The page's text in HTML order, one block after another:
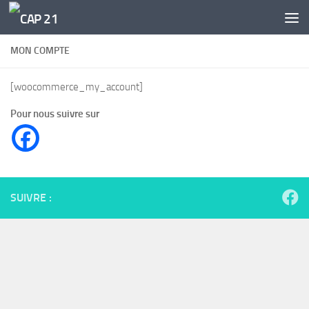
Skip to content
MON COMPTE
[woocommerce_my_account]
Pour nous suivre sur
SUIVRE :